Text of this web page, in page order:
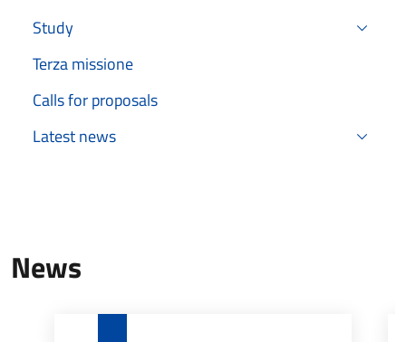
Study
Terza missione
Calls for proposals
Latest news
News